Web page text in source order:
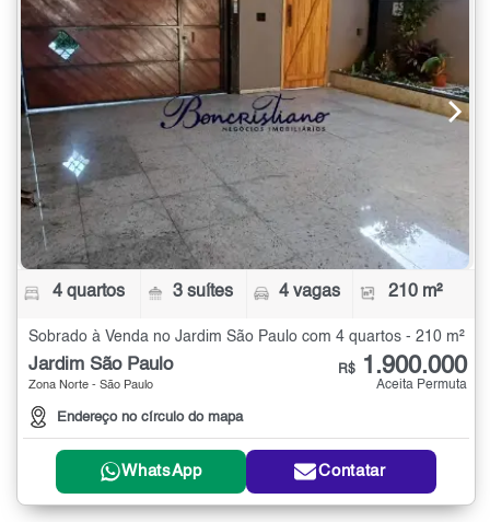
4 quartos 3 suítes 4 vagas 210 m²
Sobrado à Venda no Jardim São Paulo com 4 quartos - 210 m²
Jardim São Paulo
Zona Norte - São Paulo
Endereço no círculo do mapa
R$ 1.900.000
Aceita Permuta
WhatsApp Contatar